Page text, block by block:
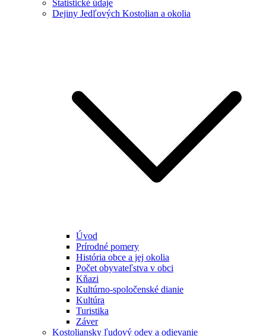
Štatistické údaje
Dejiny Jedľových Kostolian a okolia
Úvod
Prírodné pomery
História obce a jej okolia
Počet obyvateľstva v obci
Kňazi
Kultúrno-spoločenské dianie
Kultúra
Turistika
Záver
Kostoliansky ľudový odev a odievanie